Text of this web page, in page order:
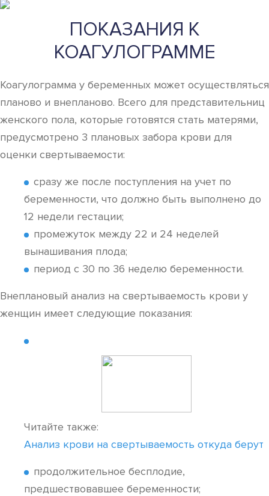
ПОКАЗАНИЯ К
КОАГУЛОГРАММЕ
Коагулограмма у беременных может осуществляться
планово и внепланово. Всего для представительниц
женского пола, которые готовятся стать матерями,
предусмотрено 3 плановых забора крови для
оценки свертываемости:
сразу же после поступления на учет по
беременности, что должно быть выполнено до
12 недели гестации;
промежуток между 22 и 24 неделей
вынашивания плода;
период с 30 по 36 неделю беременности.
Внеплановый анализ на свертываемость крови у
женщин имеет следующие показания:
Читайте также:
Анализ крови на свертываемость откуда берут
продолжительное бесплодие,
предшествовавшее беременности;